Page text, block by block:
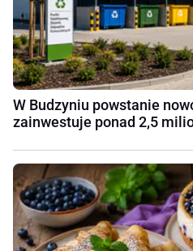
W Budzyniu powstanie
zainwestuje ponad 2,5